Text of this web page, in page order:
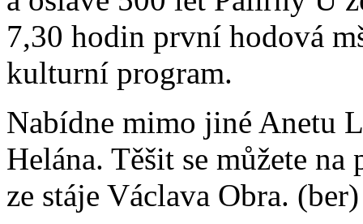
7,30 hodin první hodová
kulturní program.
Nabídne mimo jiné Anetu
Helána. Těšit se můžete
ze stáje Václava Obra. (ber)